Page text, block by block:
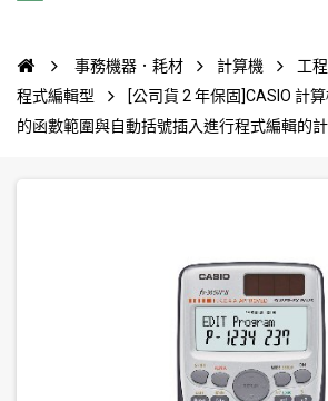
事務機器．耗材 計算機
工
程式編輯型
[公司貨 2 年保固]CASIO 計
的函數範圍與自動括號插入進行程式編輯的